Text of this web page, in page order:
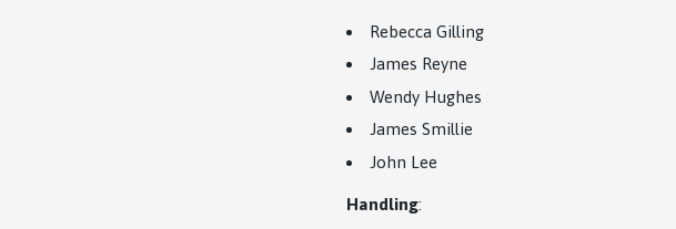
Rebecca Gilling
James Reyne
Wendy Hughes
James Smillie
John Lee
Handling: